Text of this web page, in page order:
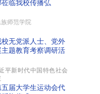
临我校传播弘
师范学院
无党派人士、党外
题教育考察调研活
平新时代中国特色社会
届大学生运动会代